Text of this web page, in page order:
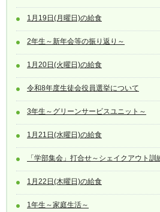
1月19日(月曜日)の給食
2年生～新年会等の振り返り～
1月20日(火曜日)の給食
令和8年度生徒会役員選挙について
3年生～グリーンサービスユニット～
1月21日(水曜日)の給食
「学部集会」打合せ～シェイクアウト訓
1月22日(木曜日)の給食
1年生～家庭生活～